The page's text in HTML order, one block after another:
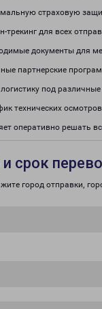
страховую
трекинг для всех
документы для
партнерские
под
технических
оперативно решать
срок
город отправки,